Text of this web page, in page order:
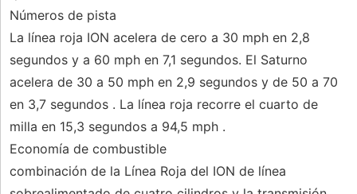
Números de pista
La línea roja ION acelera de cero a 30 mph en 2,8
segundos y a 60 mph en 7,1 segundos. El Saturno
acelera de 30 a 50 mph en 2,9 segundos y de 50 a 70
en 3,7 segundos . La línea roja recorre el cuarto de
milla en 15,3 segundos a 94,5 mph .
Economía de combustible
combinación de la Línea Roja del ION de línea